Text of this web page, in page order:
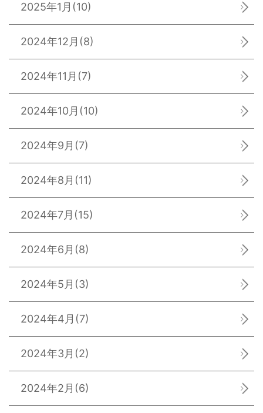
2025年1月 (10)
2024年12月 (8)
2024年11月 (7)
2024年10月 (10)
2024年9月 (7)
2024年8月 (11)
2024年7月 (15)
2024年6月 (8)
2024年5月 (3)
2024年4月 (7)
2024年3月 (2)
2024年2月 (6)